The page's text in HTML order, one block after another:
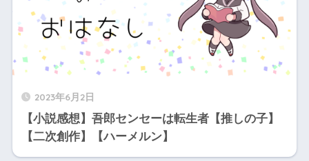
2023年6月2日
【小説感想】吾郎センセーは転生者【推しの子】
【二次創作】【ハーメルン】